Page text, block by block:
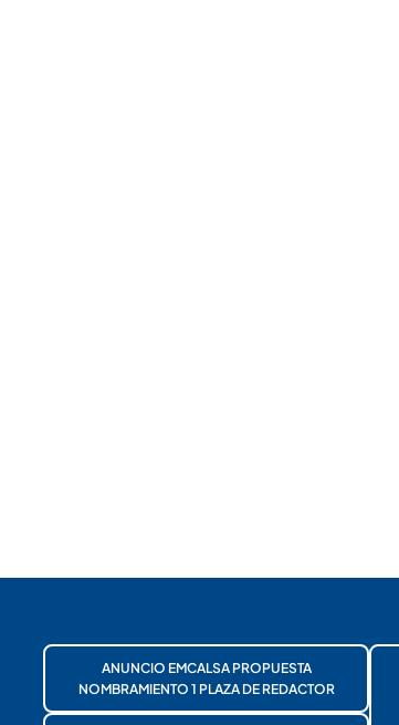
ANUNCIO EMCALSA PROPUESTA
NOMBRAMIENTO 1 PLAZA DE REDACTOR